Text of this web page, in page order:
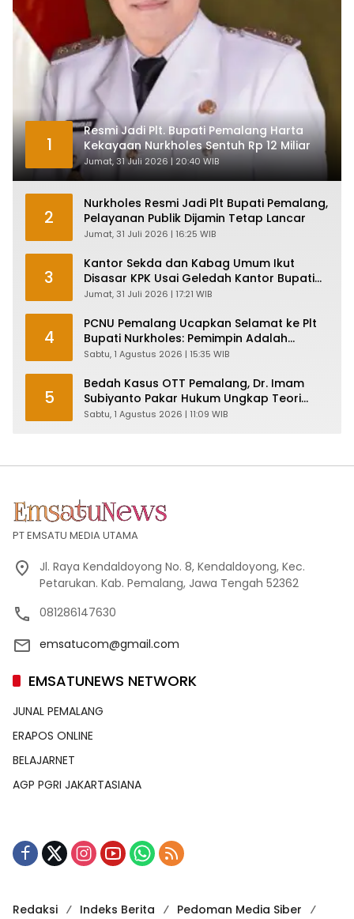
1
Resmi Jadi Plt. Bupati Pemalang Harta
Kekayaan Nurkholes Sentuh Rp 12 Miliar
Jumat, 31 Juli 2026 | 20:40 WIB
2
Nurkholes Resmi Jadi Plt Bupati Pemalang,
Pelayanan Publik Dijamin Tetap Lancar
Jumat, 31 Juli 2026 | 16:25 WIB
3
Kantor Sekda dan Kabag Umum Ikut
Disasar KPK Usai Geledah Kantor Bupati
Pemalang
Jumat, 31 Juli 2026 | 17:21 WIB
4
PCNU Pemalang Ucapkan Selamat ke Plt
Bupati Nurkholes: Pemimpin Adalah
Pelayan Rakyat!
Sabtu, 1 Agustus 2026 | 15:35 WIB
5
Bedah Kasus OTT Pemalang, Dr. Imam
Subiyanto Pakar Hukum Ungkap Teori
Penyertaan KPK
Sabtu, 1 Agustus 2026 | 11:09 WIB
PT EMSATU MEDIA UTAMA
Jl. Raya Kendaldoyong No. 8, Kendaldoyong, Kec.
Petarukan. Kab. Pemalang, Jawa Tengah 52362
081286147630
emsatucom@gmail.com
EMSATUNEWS NETWORK
JUNAL PEMALANG
ERAPOS ONLINE
BELAJARNET
AGP PGRI JAKARTASIANA
Redaksi Indeks Berita Pedoman Media Siber